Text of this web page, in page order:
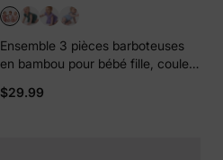
Ensemble 3 pièces barboteuses
en bambou pour bébé fille, couleur
$29.99